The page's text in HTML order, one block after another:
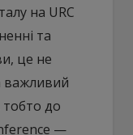
на URC
та
це не
важливий
тобто до
—